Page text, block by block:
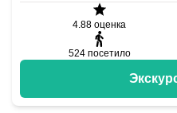
4.88 оценка
524 посетило